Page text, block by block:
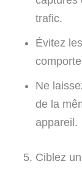
trafic.
Évitez
Ne
de la
appareil.
5. Ciblez